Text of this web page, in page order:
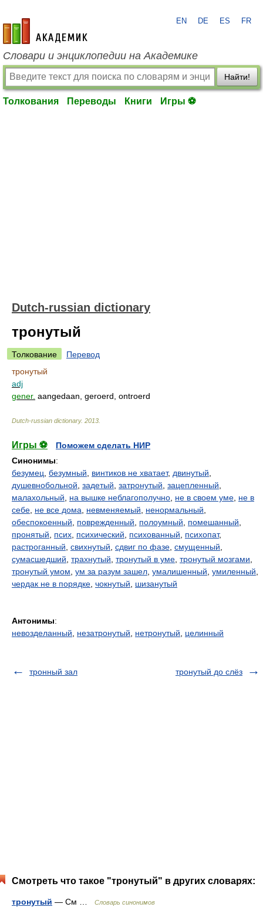
academic.ru
EN DE ES FR
Словари и энциклопедии на Академике
Найти!
Толкования Переводы Книги Игры ⚽
Dutch-russian dictionary
тронутый
Толкование
Перевод
тронутый
adj
gener. aangedaan, geroerd, ontroerd
Dutch-russian dictionary. 2013
Игры ⚽
Поможем сделать НИР
Синонимы:
безумец безумный винтиков не хватает, двинутый
душевнобольной задетый затронутый зацепленный
малахольный
на вышке неблагополучно не в своем уме не в
себе не все дома невменяемый ненормальный
обеспокоенный
поврежденный полоумный помешанный
пронятый
псих психический психованный психопат,
растроганный свихнутый сдвиг по фазе смущенный
сумасшедший трахнутый тронутый в уме тронутый мозгами
тронутый умом ум за разум зашел умалишенный умиленный
чердак не в порядке чокнутый шизанутый
Антонимы:
невозделанный
незатронутый нетронутый целинный
тронный зал тронутый до слёз
Смотреть что такое "тронутый" в других словарях:
тронутый — См … Словарь синонимов